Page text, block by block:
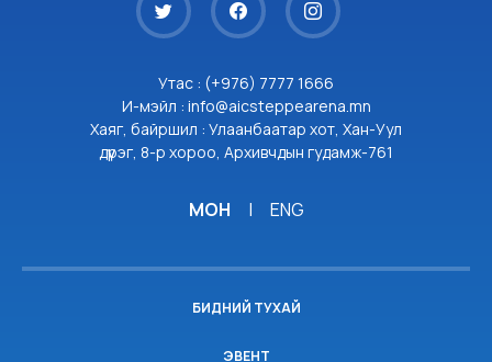
Утас : (+976) 7777 1666
И-мэйл : info@aicsteppearena.mn
Хаяг, байршил : Улаанбаатар хот, Хан-Уул
дүүрэг, 8-р хороо, Архивчдын гудамж-761
МОН | ENG
БИДНИЙ ТУХАЙ
ЭВЕНТ